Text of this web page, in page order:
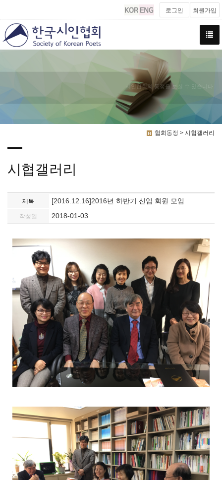
로그인 회원가입
시인협회의 동정을 보실 수 있습니다.
협회동정 > 시협갤러리
시협갤러리
제목 [2016.12.16]2016년 하반기 신입 회원 모임
작성일 2018-01-03